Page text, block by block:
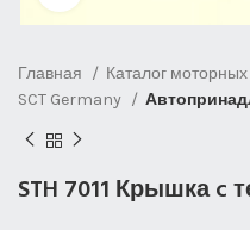
Главная
Каталог
SCT Germany
STH 7011 Крышка c